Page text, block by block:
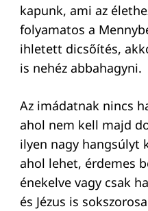
kapunk, ami az
folyamatos a
ihletett dicsőítés,
is nehéz abbahagyni.
Az imádatnak nincs
ahol nem kell majd
ilyen nagy hangsúlyt
ahol lehet, érdemes
énekelve vagy csak
és Jézus is